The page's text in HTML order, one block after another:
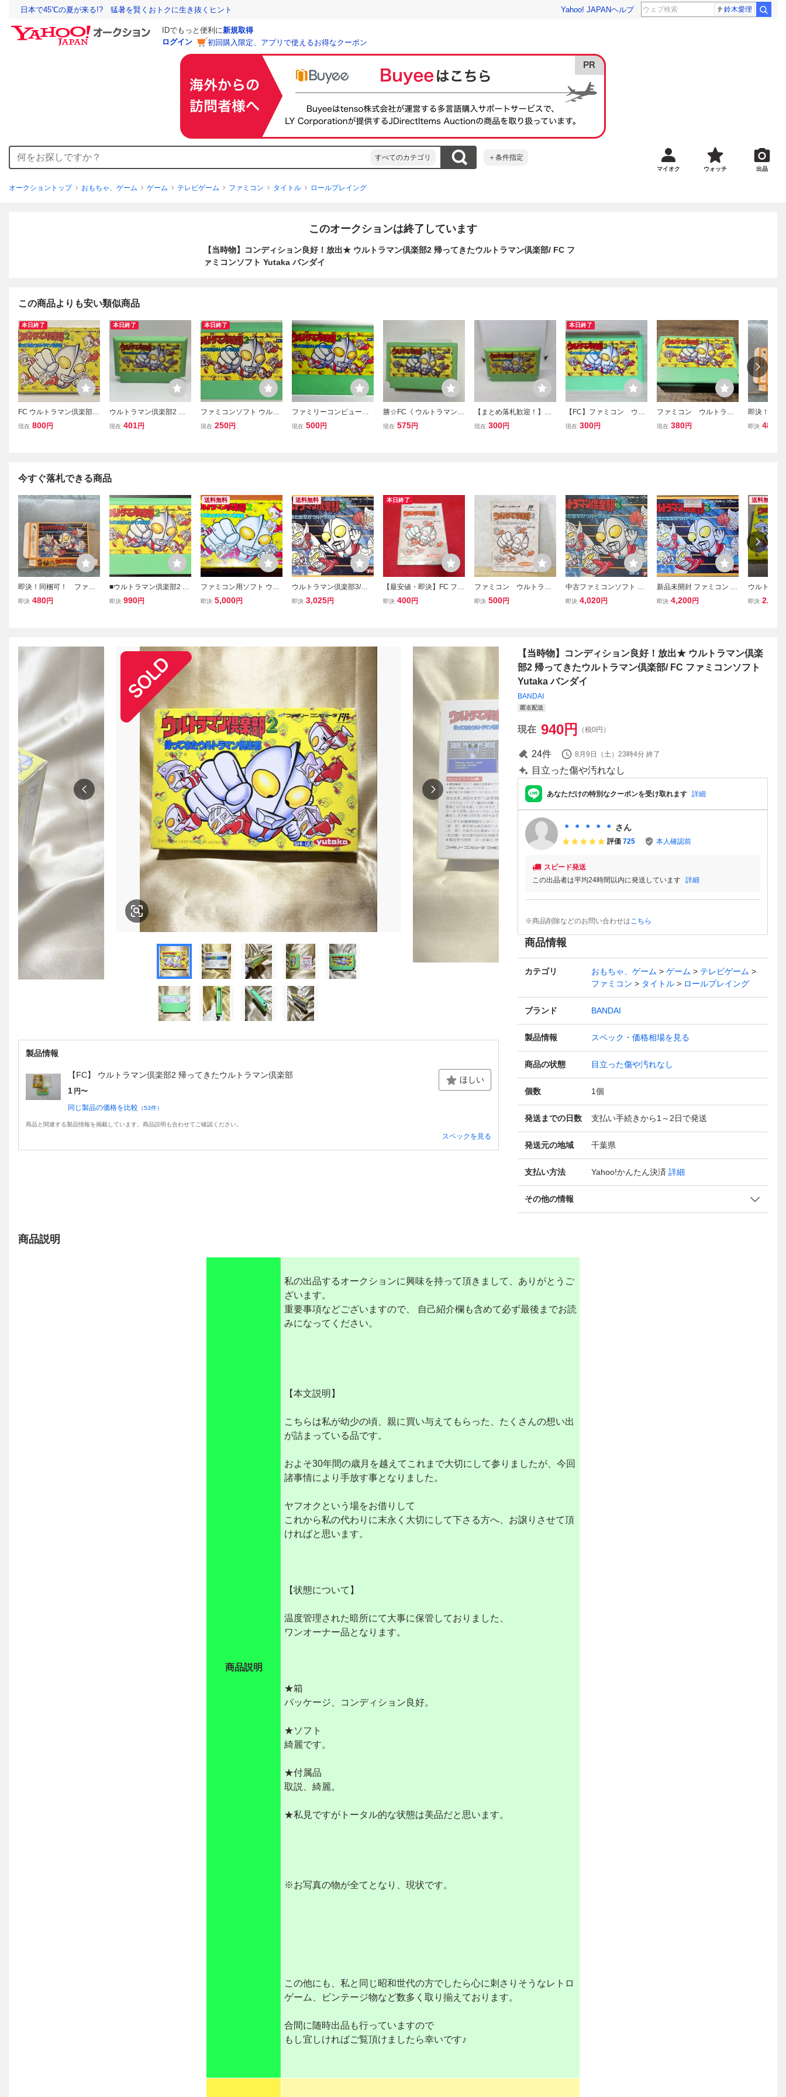
日本で45℃の夏が来る!? 猛暑を賢くおトクに生き抜くヒント Yahoo! JAPANヘルプ 鈴木愛理
IDでもっと便利に新規取得
ログイン
初回購入限定、アプリで使えるお得なクーポン
すべてのカテゴリ ＋条件指定
マイオク ウォッチ 出品
オークショントップ おもちゃ、ゲーム ゲーム テレビゲーム ファミコン タイトル ロールプレイング
このオークションは終了しています
【当時物】コンディション良好！放出★ ウルトラマン倶楽部2 帰ってきたウルトラマン倶楽部/ FC フ
ァミコンソフト Yutaka バンダイ
この商品よりも安い類似商品
本日終了
FC ウルトラマン倶楽部2
帰ってきたウルトラマン
現在 800円
本日終了
ウルトラマン倶楽部2 帰
ってきたウルトラマン倶
現在 401円
本日終了
ファミコンソフト ウルト
ラマン倶楽部2 帰ってき
現在 250円
ファミリーコンピュータ
ー ユタカ／バンダイ
現在 500円
勝☆FC《 ウルトラマン倶
楽部2 帰ってきたウルト
現在 575円
【まとめ落札歓迎！】ウ
ルトラマン倶楽部2 帰っ
現在 300円
本日終了
【FC】ファミコン ウル
トラマン倶楽部2 帰って
現在 300円
ファミコン ウルトラマ
ン倶楽部2〜帰ってきたウ
現在 380円
即決！同
コン ウル
即決 480
今すぐ落札できる商品
即決！同梱可！ ファミ
コン ウルトラマン倶楽
即決 480円
■ウルトラマン倶楽部2 帰
ってきたウルトラマン倶
即決 990円
送料無料
ファミコン用ソフト ウル
トラマン倶楽部２ 帰って
即決 5,000円
送料無料
ウルトラマン倶楽部3/フ
ァミコン
即決 3,025円
本日終了
【最安値・即決】FC ファ
ミコン『ウルトラマン倶
即決 400円
ファミコン ウルトラマ
ン倶楽部2 説明書
即決 500円
中古ファミコンソフト ウ
ルトラマン倶楽部3
即決 4,020円
新品未開封 ファミコン ウ
ルトラマン倶楽部3 FC
即決 4,200円
送料無料
ウルトラマ
って来たウ
即決 2,980
製品情報
【FC】 ウルトラマン倶楽部2 帰ってきたウルトラマン倶楽部
1 円〜
同じ製品の価格を比較 （53件）
ほしい
商品と関連する製品情報を掲載しています。商品説明も合わせてご確認ください。
スペックを見る
【当時物】コンディション良好！放出★ ウルトラマン倶楽
部2 帰ってきたウルトラマン倶楽部/ FC ファミコンソフト
Yutaka バンダイ
BANDAI
匿名配送
現在 940円 （税0円）
24件 8月9日（土）23時4分 終了
目立った傷や汚れなし
あなただけの特別なクーポンを受け取れます 詳細
＊ ＊ ＊ ＊ ＊ さん
評価 725 本人確認前
スピード発送
この出品者は平均24時間以内に発送しています 詳細
※商品削除などのお問い合わせはこちら
商品情報
カテゴリ おもちゃ、ゲーム ゲーム
テレビゲーム
ファミコン
タイトル ロールプレイング
ブランド BANDAI
製品情報 スペック・価格相場を見る
商品の状態 目立った傷や汚れなし
個数 1個
発送までの日数 支払い手続きから1～2日で発送
発送元の地域 千葉県
支払い方法 Yahoo!かんたん決済 詳細
その他の情報
商品説明